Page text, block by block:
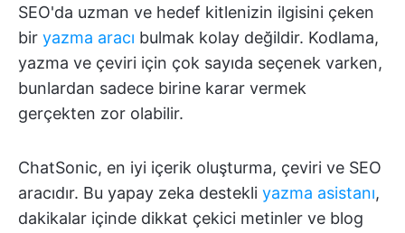
SEO'da uzman ve hedef kitlenizin ilgisini çeken
bir yazma aracı bulmak kolay değildir. Kodlama,
yazma ve çeviri için çok sayıda seçenek varken,
bunlardan sadece birine karar vermek
gerçekten zor olabilir.
ChatSonic, en iyi içerik oluşturma, çeviri ve SEO
aracıdır. Bu yapay zeka destekli yazma asistanı,
dakikalar içinde dikkat çekici metinler ve blog